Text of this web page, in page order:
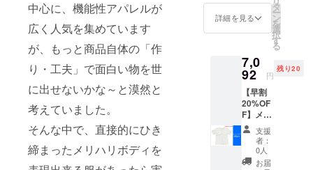
中心に、機能性アパレルが
広く人気を集めています
が、もっと商品自体の「作
り・工夫」で面白い物を世
に出せないかな～と漠然と
考えていました。
そんな中で、直接的にひき
締まったメリハリボディを
のサイ
ズをお
選びく
ださ
詳細を見る
タ
ー
ン
を
選
択
す
る
7,0
92 円
残り20
【早割
20%OF
F】メリ
ハリ-T 2
枚 通常
価格
9,240円
支援
者：
0人
お届